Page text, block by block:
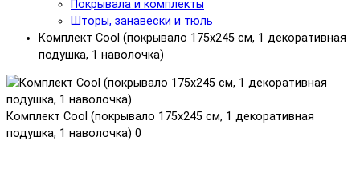
Покрывала и комплекты
Шторы, занавески и тюль
Комплект Cool (покрывало 175x245 см, 1 декоративная
подушка, 1 наволочка)
Комплект Cool (покрывало 175x245 см, 1 декоративная
подушка, 1 наволочка) 0